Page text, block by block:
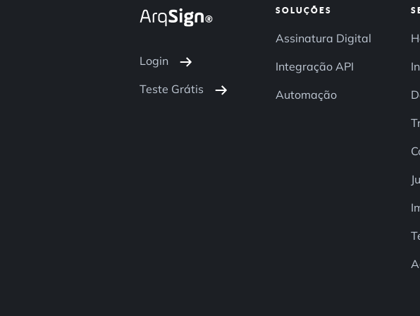
Login
Teste Grátis
SOLUÇÕES
Assinatura Digital
Integração API
Automação